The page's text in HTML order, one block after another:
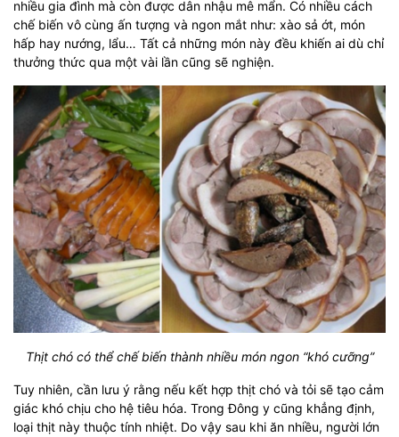
nhiều gia đình mà còn được dân nhậu mê mẩn. Có nhiều cách
chế biến vô cùng ấn tượng và ngon mắt như: xào sả ớt, món
hấp hay nướng, lẩu… Tất cả những món này đều khiến ai dù chỉ
thưởng thức qua một vài lần cũng sẽ nghiện.
Thịt chó có thể chế biến thành nhiều món ngon “khó cưỡng”
Tuy nhiên, cần lưu ý rằng nếu kết hợp thịt chó và tỏi sẽ tạo cảm
giác khó chịu cho hệ tiêu hóa. Trong Đông y cũng khẳng định,
loại thịt này thuộc tính nhiệt. Do vậy sau khi ăn nhiều, người lớn